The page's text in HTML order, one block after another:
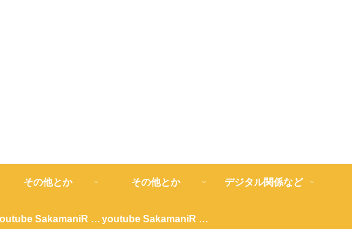
その他とか その他とか デジタル関係など
youtube SakamaniR 紹介 youtube SakamaniR 紹介